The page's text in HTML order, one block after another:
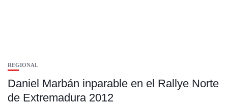
REGIONAL
Daniel Marbán inparable en el Rallye Norte
de Extremadura 2012